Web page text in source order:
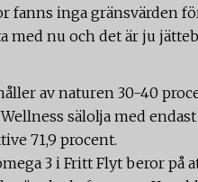
fanns inga gränsvärden
nu och det är ju
av naturen 30-40
sälolja med
71,9 procent.
3 i Fritt Flyt beror på